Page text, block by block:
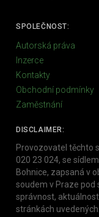
SPOLEČNOST:
Autorská práva
Inzerce
Kontakty
Obchodní podmínky
Zaměstnání
DISCLAIMER:
Provozovatel těchto
020 23 024, se
Bohnice, zapsaná v
soudem v Praze pod
správnost,
stránkách